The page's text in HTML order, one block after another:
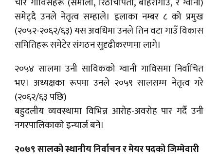
समेट्दै उनले नेतृत्व सम्हाले। इलाका नम्बर ८ को प्रमुख
(२०५२-२०६२/६३) यस अवधिमा उनले तिन वटा गाउँ विकास
समितिहरू समेटेर संगठन सुदृढीकरणमा लागे।
२०५४ सालमा उनी साविकको ग्वानी गाविसमा निर्वाचित
भए। अध्यक्षका रूपमा उनले २०५९ सालसम्म नेतृत्व गरे
(२०६२/६३ पछि)
बहुदलीय व्यवस्थामा विभिन्न आरोह-अवरोह पार गर्दै उनी
नगरपालिकाको इन्चार्ज बने।
२०७९ सालको स्थानीय निर्वाचन र मेयर पदको जिम्मेवारी